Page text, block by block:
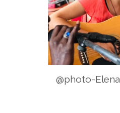
@photo-Elena